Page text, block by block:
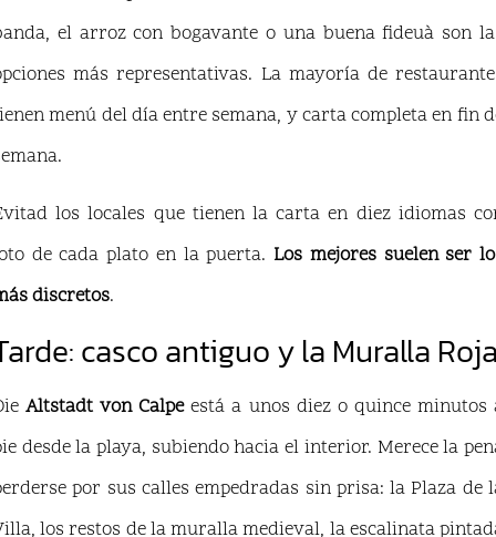
el arroz con bogavante o una buena fideuà son
más representativas. La mayoría de
menú del día entre semana, y carta completa en fin
los locales que tienen la carta en diez idiomas
de cada plato en la puerta. Los mejores suelen ser
discretos.
casco antiguo y la Muralla
Altstadt von Calpeestá a unos diez o quince minutos
desde la playa, subiendo hacia el interior. Merece la
por sus calles empedradas sin prisa: la Plaza de
los restos de la muralla medieval, la escalinata